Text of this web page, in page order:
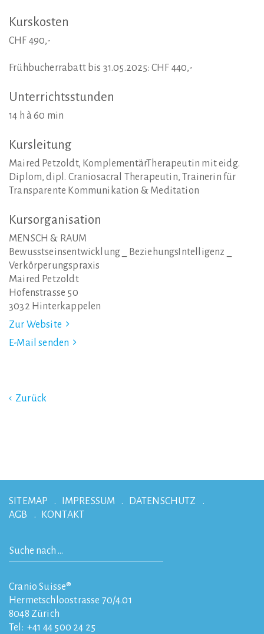
Kurskosten
CHF 490,-
Frühbucherrabatt bis 31.05.2025: CHF 440,-
Unterrichtsstunden
14 h à 60 min
Kursleitung
Maired Petzoldt, KomplementärTherapeutin mit eidg.
Diplom, dipl. Craniosacral Therapeutin, Trainerin für
Transparente Kommunikation & Meditation
Kursorganisation
MENSCH & RAUM
Bewusstseinsentwicklung _ BeziehungsIntelligenz _
Verkörperungspraxis
Maired Petzoldt
Hofenstrasse 50
3032 Hinterkappelen
Zur Website
E-Mail senden
Zurück
SITEMAP IMPRESSUM
DATENSCHUTZ
AGB
KONTAKT
Cranio Suisse®
Hermetschloostrasse 70/4.01
8048 Zürich
Tel: +41 44 500 24 25